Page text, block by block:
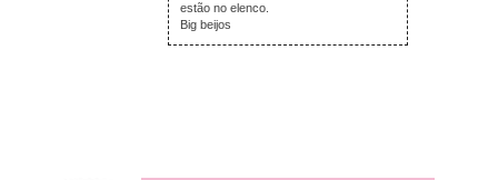
estão no elenco.
Big beijos